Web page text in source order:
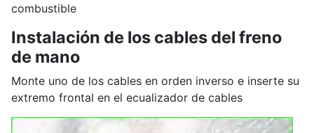
combustible
Instalación de los cables del freno
de mano
Monte uno de los cables en orden inverso e inserte su
extremo frontal en el ecualizador de cables